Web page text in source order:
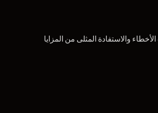
وتجنب الأخطاء والاستفادة المثلى من المزايا